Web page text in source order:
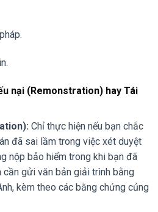
nại (Remonstration) hay Tái
Chỉ thực hiện nếu bạn chắc
đã sai lầm trong việc xét duyệt
nộp bảo hiểm trong khi bạn đã
cần gửi văn bản giải trình bằng
kèm theo các bằng chứng củng